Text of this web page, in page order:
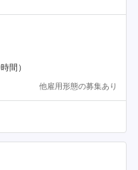
間）
他雇用形態の募集あり